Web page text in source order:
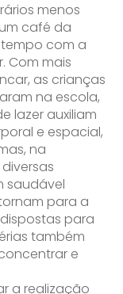
menos
café da
com a
Com mais
as crianças
na escola,
lazer auxiliam
e espacial,
na
saudável
para a
para
também
e
a realização